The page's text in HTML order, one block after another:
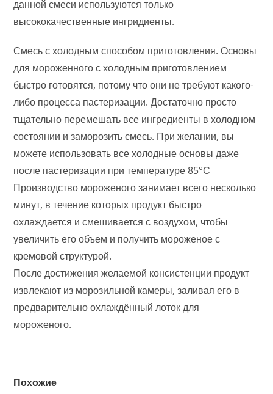
данной смеси используются только
высококачественные ингридиенты.
Смесь с холодным способом приготовления. Основы
для мороженного с холодным приготовлением
быстро готовятся, потому что они не требуют какого-
либо процесса пастеризации. Достаточно просто
тщательно перемешать все ингредиенты в холодном
состоянии и заморозить смесь. При желании, вы
можете использовать все холодные основы даже
после пастеризации при температуре 85°С
Производство мороженого занимает всего несколько
минут, в течение которых продукт быстро
охлаждается и смешивается с воздухом, чтобы
увеличить его объем и получить мороженое с
кремовой структурой.
После достижения желаемой консистенции продукт
извлекают из морозильной камеры, заливая его в
предварительно охлаждённый лоток для
мороженого.
Похожие